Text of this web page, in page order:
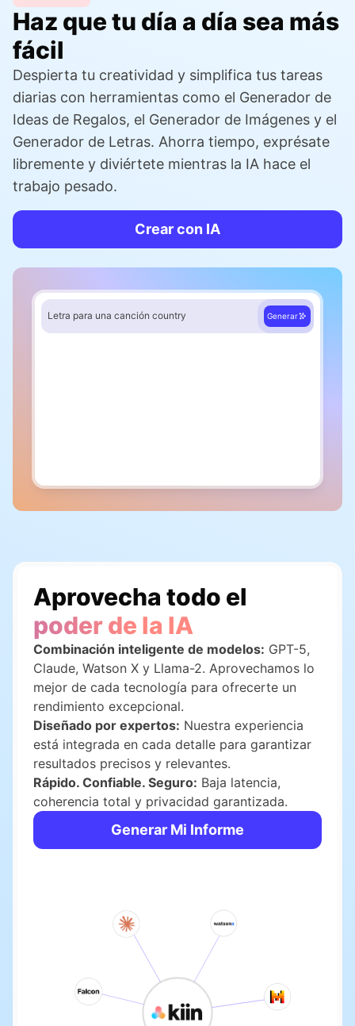
Haz que tu día a día sea más
fácil
Despierta tu creatividad y simplifica tus tareas
diarias con herramientas como el Generador de
Ideas de Regalos, el Generador de Imágenes y el
Generador de Letras. Ahorra tiempo, exprésate
libremente y diviértete mientras la IA hace el
trabajo pesado.
Crear con IA
Letra para una canción country Generar
Aprovecha todo el
poder de la IA
Combinación inteligente de modelos: GPT-5,
Claude, Watson X y Llama-2. Aprovechamos lo
mejor de cada tecnología para ofrecerte un
rendimiento excepcional.
Diseñado por expertos: Nuestra experiencia
está integrada en cada detalle para garantizar
resultados precisos y relevantes.
Rápido. Confiable. Seguro: Baja latencia,
coherencia total y privacidad garantizada.
Generar Mi Informe